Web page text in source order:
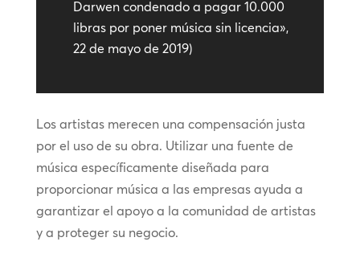
Darwen condenado a pagar 10.000
libras por poner música sin licencia»,
22 de mayo de 2019)
Los artistas merecen una compensación justa
por el uso de su obra. Utilizar una fuente de
música específicamente diseñada para
proporcionar música a las empresas ayuda a
garantizar el apoyo a la comunidad de artistas
y a proteger su negocio.